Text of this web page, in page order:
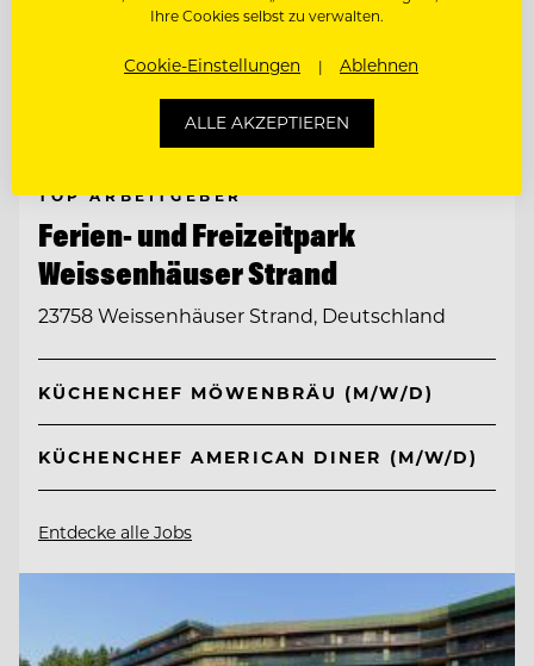
TOP ARBEITGEBER
Ferien- und Freizeitpark
Weissenhäuser Strand
23758 Weissenhäuser Strand, Deutschland
KÜCHENCHEF MÖWENBRÄU (M/W/D)
KÜCHENCHEF AMERICAN DINER (M/W/D)
Entdecke alle Jobs
Ihre Cookies selbst zu verwalten.
Cookie-Einstellungen Ablehnen
ALLE AKZEPTIEREN